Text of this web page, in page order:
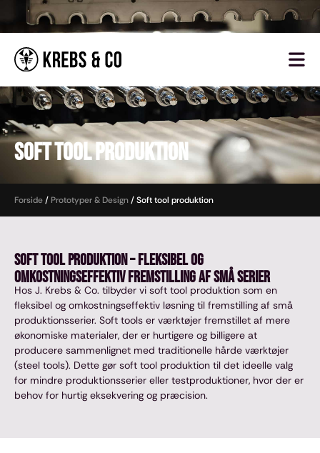
Soft Tool produktion
Forside/ Prototyper & Design/Soft tool produktion
Soft Tool produktion – Fleksibel og
omkostningseffektiv fremstilling af små serier
Hos J. Krebs & Co. tilbyder vi soft tool produktion som en
fleksibel og omkostningseffektiv løsning til fremstilling af små
produktionsserier. Soft tools er værktøjer fremstillet af mere
økonomiske materialer, der er hurtigere og billigere at
producere sammenlignet med traditionelle hårde værktøjer
(steel tools). Dette gør soft tool produktion til det ideelle valg
for mindre produktionsserier eller testproduktioner, hvor der er
behov for hurtig eksekvering og præcision.